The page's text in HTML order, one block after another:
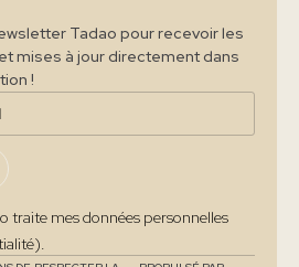
Tadao pour recevoir les
mises à jour directement dans
!
traite mes données personnelles